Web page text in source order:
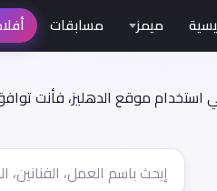
استخدام موقع الدهليز، فأنت
ميمز مسابقات